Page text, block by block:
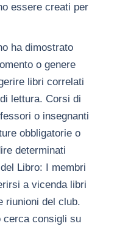
essere creati per
ha dimostrato
o genere
libri correlati
lettura. Corsi di
o insegnanti
obbligatorie o
determinati
Libro: I membri
a vicenda libri
riunioni del club.
cerca consigli su